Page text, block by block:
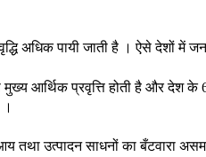
अधिक पायी जाती है । ऐसे देशों में
मुख्य आर्थिक प्रवृत्ति होती है और
उत्पादन साधनों का बँटवारा